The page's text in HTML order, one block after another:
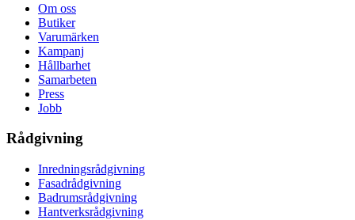
Om oss
Butiker
Varumärken
Kampanj
Hållbarhet
Samarbeten
Press
Jobb
Rådgivning
Inredningsrådgivning
Fasadrådgivning
Badrumsrådgivning
Hantverksrådgivning